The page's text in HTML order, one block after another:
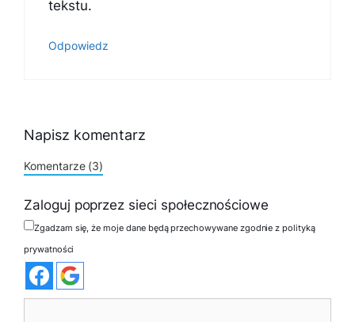
tekstu.
Odpowiedz
Napisz komentarz
Komentarze (3)
Zaloguj poprzez sieci społecznościowe
Zgadzam się, że moje dane będą przechowywane zgodnie z polityką
prywatności